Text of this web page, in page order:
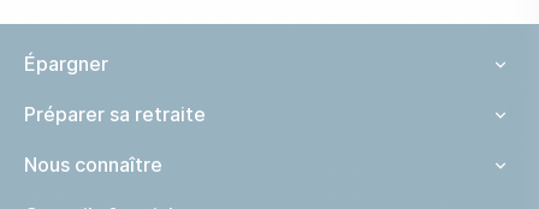
Épargner
Préparer sa retraite
Nous connaître